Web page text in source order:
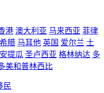
港 澳大利亚 马来西亚 菲律
希腊 马耳他 英国 爱尔兰 土
安提瓜 圣卢西亚 格林纳达 多
美和普林西比
民